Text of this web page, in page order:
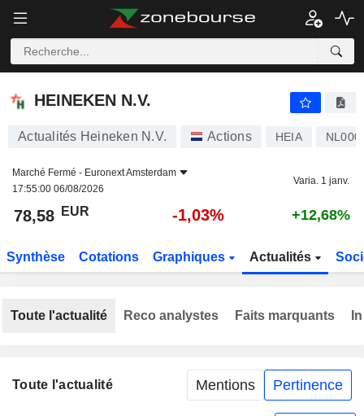
HEINEKEN N.V.
HEINEKEN N.V.
Actualités Heineken N.V. Actions HEIA
Marché Fermé - Euronext Amsterdam
17:55:00 06/08/2026
Varia. 1 janv.
78,58 EUR -1,03% +12,68%
Synthèse Cotations Graphiques Actualités
Toute l'actualité Mentions Pertinence
Toute l'actualité Reco analystes Faits marquants